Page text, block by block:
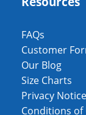
FAQs
Customer
Our Blog
Size Charts
Privacy Notice
Conditions of